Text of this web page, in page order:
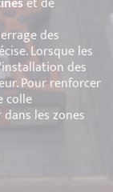
des
Lorsque les
des
Pour renforcer
colle
les zones